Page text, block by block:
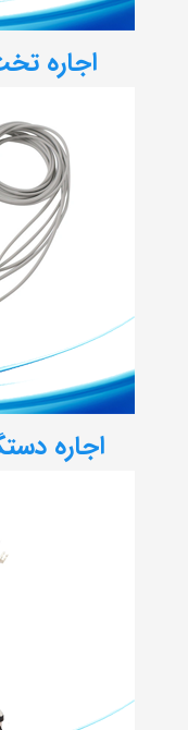
اجاره
اجاره